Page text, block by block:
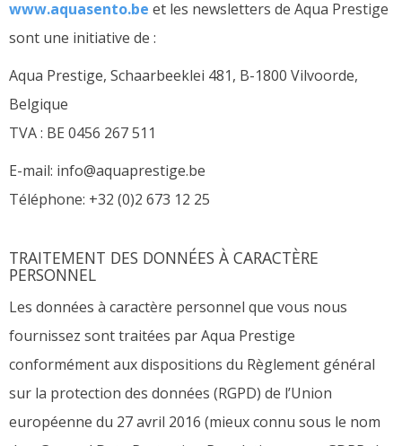
www.aquasento.be et les newsletters de Aqua Prestige
sont une initiative de :
Aqua Prestige, Schaarbeeklei 481, B-1800 Vilvoorde,
Belgique
TVA : BE 0456 267 511
E-mail: info@aquaprestige.be
Téléphone: +32 (0)2 673 12 25
TRAITEMENT DES DONNÉES À CARACTÈRE
PERSONNEL
Les données à caractère personnel que vous nous
fournissez sont traitées par Aqua Prestige
conformément aux dispositions du Règlement général
sur la protection des données (RGPD) de l’Union
européenne du 27 avril 2016 (mieux connu sous le nom